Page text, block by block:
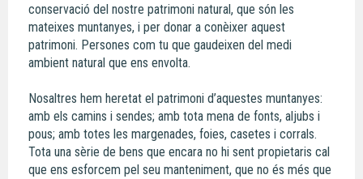
conservació del nostre patrimoni natural, que són les
mateixes muntanyes, i per donar a conèixer aquest
patrimoni. Persones com tu que gaudeixen del medi
ambient natural que ens envolta.
Nosaltres hem heretat el patrimoni d’aquestes muntanyes:
amb els camins i sendes; amb tota mena de fonts, aljubs i
pous; amb totes les margenades, foies, casetes i corrals.
Tota una sèrie de bens que encara no hi sent propietaris cal
que ens esforcem pel seu manteniment, que no és més que